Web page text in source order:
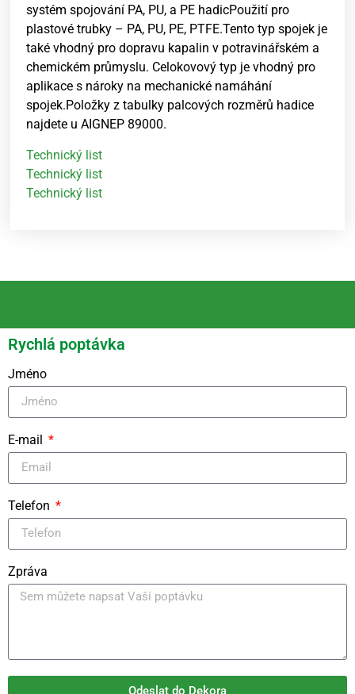
systém spojování PA, PU, a PE hadicPoužití pro
plastové trubky – PA, PU, PE, PTFE.Tento typ spojek je
také vhodný pro dopravu kapalin v potravinářském a
chemickém průmyslu. Celokovový typ je vhodný pro
aplikace s nároky na mechanické namáhání
spojek.Položky z tabulky palcových rozměrů hadice
najdete u AIGNEP 89000.
Technický list
Technický list
Technický list
Rychlá poptávka
Jméno
E-mail
Telefon
Zpráva
Odeslat do Dekora